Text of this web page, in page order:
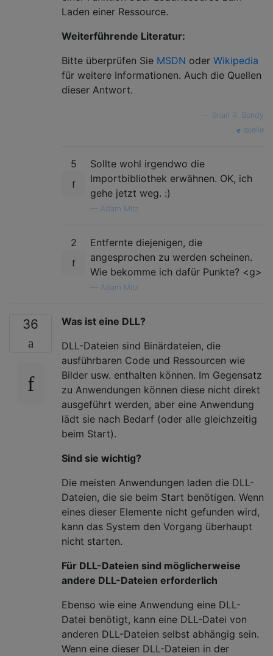
Laden einer Ressource.
Weiterführende Literatur:
Bitte überprüfen Sie MSDN oder Wikipedia
für weitere Informationen. Auch die Quellen
dieser Antwort.
Brian R. Bondy
quelle
5
Sollte wohl irgendwo die
Importbibliothek erwähnen. OK, ich
gehe jetzt weg. :)
Adam Mitz
2
Entfernte diejenigen, die
angesprochen zu werden scheinen.
Wie bekomme ich dafür Punkte? <g>
Adam Mitz
36
Was ist eine DLL?
DLL-Dateien sind Binärdateien, die
ausführbaren Code und Ressourcen wie
Bilder usw. enthalten können. Im Gegensatz
zu Anwendungen können diese nicht direkt
ausgeführt werden, aber eine Anwendung
lädt sie nach Bedarf (oder alle gleichzeitig
beim Start).
Sind sie wichtig?
Die meisten Anwendungen laden die DLL-
Dateien, die sie beim Start benötigen. Wenn
eines dieser Elemente nicht gefunden wird,
kann das System den Vorgang überhaupt
nicht starten.
Für DLL-Dateien sind möglicherweise
andere DLL-Dateien erforderlich
Ebenso wie eine Anwendung eine DLL-
Datei benötigt, kann eine DLL-Datei von
anderen DLL-Dateien selbst abhängig sein.
Wenn eine dieser DLL-Dateien in der